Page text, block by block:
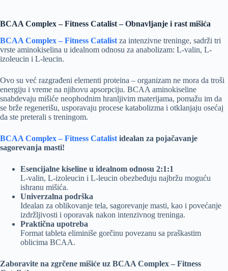
BCAA Complex – Fitness Catalist – Obnavljanje i rast mišića
BCAA Complex – Fitness Catalist za intenzivne treninge, sadrži tri
vrste aminokiselina u idealnom odnosu za anabolizam: L-valin, L-
izoleucin i L-leucin.
Ovo su već razgrađeni elementi proteina – organizam ne mora da troši
energiju i vreme na njihovu apsorpciju. BCAA aminokiseline
snabdevaju mišiće neophodnim hranljivim materijama, pomažu im da
se brže regenerišu, usporavaju procese katabolizma i otklanjaju osećaj
da ste preterali s treningom.
BCAA Complex – Fitness Catalist idealan za pojačavanje
sagorevanja masti!
Esencijalne kiseline u idealnom odnosu 2:1:1
L-valin, L-izoleucin i L-leucin obezbeđuju najbržu moguću
ishranu mišića.
Univerzalna podrška
Idealan za oblikovanje tela, sagorevanje masti, kao i povećanje
izdržljivosti i oporavak nakon intenzivnog treninga.
Praktična upotreba
Format tableta eliminiše gorčinu povezanu sa praškastim
oblicima BCAA.
Zaboravite na zgrčene mišiće uz BCAA Complex – Fitness